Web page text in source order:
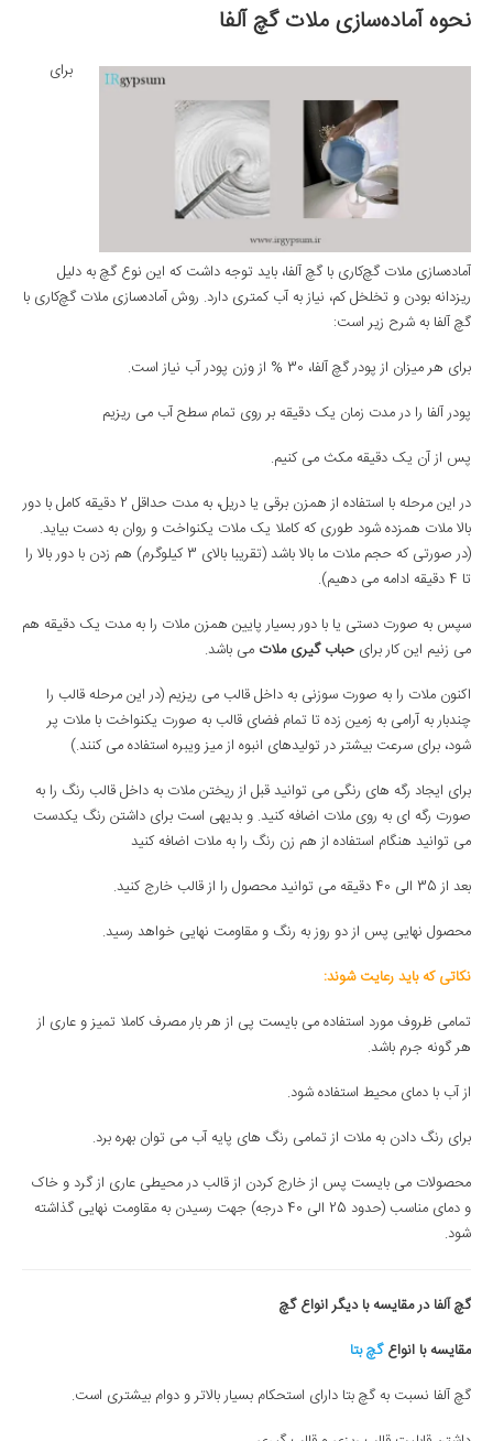
نحوه آماده‌سازی ملات گچ آلفا
برای
آماده‌سازی ملات گچ‌کاری با گچ آلفا، باید توجه داشت که این نوع گچ به دلیل
ریزدانه بودن و تخلخل کم، نیاز به آب کمتری دارد. روش آماده‌سازی ملات گچ‌کاری با
گچ آلفا به شرح زیر است:
برای هر میزان از پودر گچ آلفا، 30 % از وزن پودر آب نیاز است.
پودر آلفا را در مدت زمان یک دقیقه بر روی تمام سطح آب می ریزیم
پس از آن یک دقیقه مکث می کنیم.
در این مرحله با استفاده از همزن برقی یا دریل، به مدت حداقل 2 دقیقه کامل با دور
بالا ملات همزده شود طوری که کاملا یک ملات یکنواخت و روان به دست بیاید.
(در صورتی که حجم ملات ما بالا باشد (تقریبا بالای 3 کیلوگرم) هم زدن با دور بالا را
تا 4 دقیقه ادامه می دهیم).
سپس به صورت دستی یا با دور بسیار پایین همزن ملات را به مدت یک دقیقه هم
می زنیم این کار برای حباب گیری ملات می باشد.
اکنون ملات را به صورت سوزنی به داخل قالب می ریزیم (در این مرحله قالب را
چندبار به آرامی به زمین زده تا تمام فضای قالب به صورت یکنواخت با ملات پر
شود، برای سرعت بیشتر در تولیدهای انبوه از میز ویبره استفاده می کنند.)
برای ایجاد رگه های رنگی می توانید قبل از ریختن ملات به داخل قالب رنگ را به
صورت رگه ای به روی ملات اضافه کنید. و بدیهی است برای داشتن رنگ یکدست
می توانید هنگام استفاده از هم زن رنگ را به ملات اضافه کنید
بعد از 35 الی 40 دقیقه می توانید محصول را از قالب خارج کنید.
محصول نهایی پس از دو روز به رنگ و مقاومت نهایی خواهد رسید.
نکاتی که باید رعایت شوند:
تمامی ظروف مورد استفاده می بایست پی از هر بار مصرف کاملا تمیز و عاری از
هر گونه جرم باشد.
از آب با دمای محیط استفاده شود.
برای رنگ دادن به ملات از تمامی رنگ های پایه آب می توان بهره برد.
محصولات می بایست پس از خارج کردن از قالب در محیطی عاری از گرد و خاک
و دمای مناسب (حدود 25 الی 40 درجه) جهت رسیدن به مقاومت نهایی گذاشته
شود.
گچ آلفا در مقایسه با دیگر انواع گچ
مقایسه با انواعگچ بتا
گچ آلفا نسبت به گچ بتا دارای استحکام بسیار بالاتر و دوام بیشتری است.